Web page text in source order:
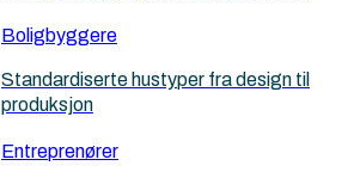
Boligbyggere
Standardiserte hustyper fra design til
produksjon
Entreprenører